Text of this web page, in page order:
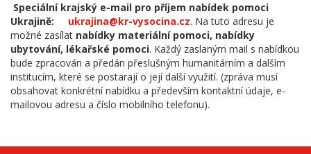
Speciální krajský e-mail pro příjem nabídek pomoci
Ukrajině: ukrajina@kr-vysocina.cz. Na tuto adresu je
možné zasílat nabídky materiální pomoci, nabídky
ubytování, lékařské pomoci. Každý zaslaným mail s nabídkou
bude zpracován a předán přeslušným humanitárním a dalším
institucím, které se postarají o její další využití. (zpráva musí
obsahovat konkrétní nabídku a především kontaktní údaje, e-
mailovou adresu a číslo mobilního telefonu).